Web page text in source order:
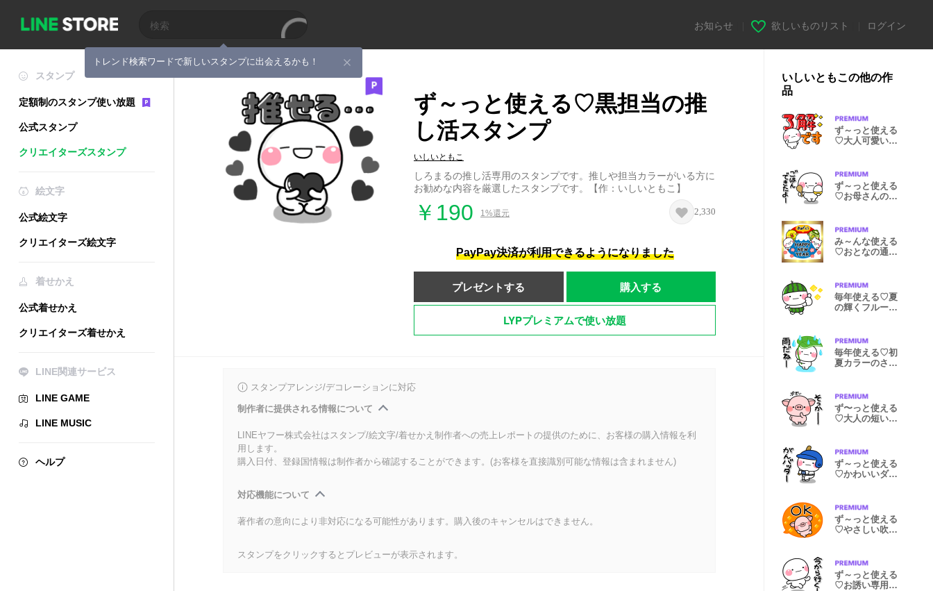
トレンド検索ワードで新しいスタンプに出会えるかも！
お知らせ 欲しいものリスト ログイン
スタンプ
定額制のスタンプ使い放題
公式スタンプ
クリエイターズスタンプ
絵文字
公式絵文字
クリエイターズ絵文字
着せかえ
公式着せかえ
クリエイターズ着せかえ
LINE関連サービス
LINE GAME
LINE MUSIC
ヘルプ
ず～っと使える♡黒担当の推
し活スタンプ
いしいともこ
しろまるの推し活専用のスタンプです。推しや担当カラーがいる方に
お勧めな内容を厳選したスタンプです。【作：いしいともこ】
￥190 1%還元 2,330
PayPay決済が利用できるようになりました
プレゼントする 購入する
LYPプレミアムで使い放題
スタンプアレンジ/デコレーションに対応
制作者に提供される情報について
LINEヤフー株式会社はスタンプ/絵文字/着せかえ制作者への売上レポートの提供のために、お客様の購入情報を利
用します。
購入日付、登録国情報は制作者から確認することができます。(お客様を直接識別可能な情報は含まれません)
対応機能について
著作者の意向により非対応になる可能性があります。購入後のキャンセルはできません。
スタンプをクリックするとプレビューが表示されます。
いしいともこの他の作
品
ず～っと使える
♡大人可愛いデ
ず～っと使える
♡お母さんのた
み～んな使える
♡おとなの通年
毎年使える♡夏
の輝くフルーツ
毎年使える♡初
夏カラーのさわ
ず〜っと使える
♡大人の短い返
ず～っと使える
♡かわいいダジ
ず～っと使える
♡やさしい吹き
ず～っと使える
♡お誘い専用の